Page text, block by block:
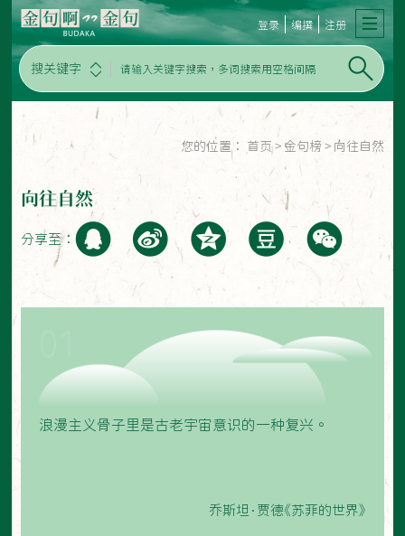
搜关键字
登录 编撰 注册
您的位置： 首页 > 金句榜 > 向往自然
向往自然
分享至：
浪漫主义骨子里是古老宇宙意识的一种复兴。
乔斯坦·贾德《苏菲的世界》